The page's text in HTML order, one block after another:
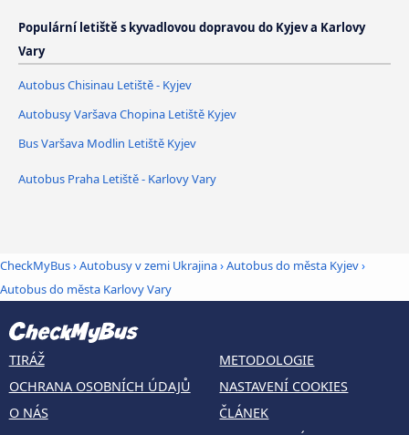
Populární letiště s kyvadlovou dopravou do Kyjev a Karlovy
Vary
Autobus Chisinau Letiště - Kyjev
Autobusy Varšava Chopina Letiště Kyjev
Bus Varšava Modlin Letiště Kyjev
Autobus Praha Letiště - Karlovy Vary
CheckMyBus›Autobusy v zemi Ukrajina›Autobus do města Kyjev›
Autobus do města Karlovy Vary
TIRÁŽ
OCHRANA OSOBNÍCH ÚDAJŮ
O NÁS
METODOLOGIE
NASTAVENÍ COOKIES
ČLÁNEK